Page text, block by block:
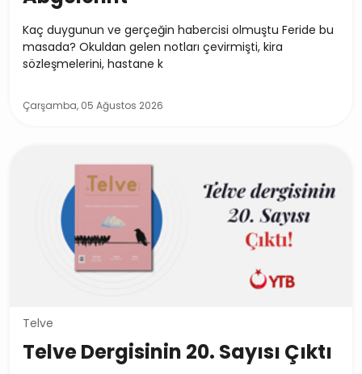
Kaç duygunun ve gerçeğin habercisi olmuştu Feride bu
masada? Okuldan gelen notları çevirmişti, kira
sözleşmelerini, hastane k
Çarşamba, 05 Ağustos 2026
Telve
Telve Dergisinin 20. Sayısı Çıktı